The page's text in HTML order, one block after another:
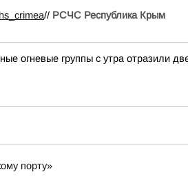
// РСЧС Республика Крым
огневые группы с утра отразили
порту»